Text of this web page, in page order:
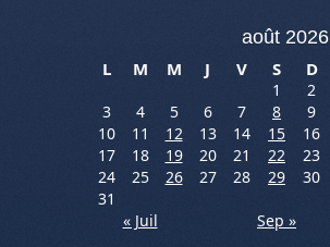
août 2026
L
M M J V S D
1
2
3
4 5 6 7 8
9
10
11 12 13 14 15
16
17
18 19 20 21 22
23
24
25 26 27 28 29
30
31
« Juil
Sep »